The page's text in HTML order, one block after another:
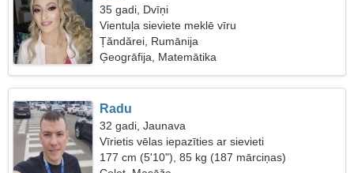
35 gadi, Dvīņi
Vientuļa sieviete meklē vīru
Țăndărei, Rumānija
Ģeogrāfija, Matemātika
Radu
32 gadi, Jaunava
Vīrietis vēlas iepazīties ar sievieti
177 cm (5'10"), 85 kg (187 mārciņas)